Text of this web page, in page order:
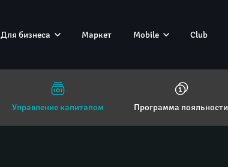
Для бизнеса Маркет Mobile Club
Управление капиталом Программа лояльности